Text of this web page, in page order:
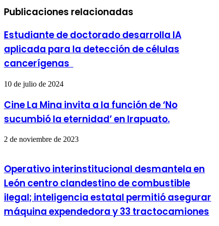
Publicaciones relacionadas
Estudiante de doctorado desarrolla IA
aplicada para la detección de células
cancerígenas
10 de julio de 2024
Cine La Mina invita a la función de ‘No
sucumbió la eternidad’ en Irapuato.
2 de noviembre de 2023
Operativo interinstitucional desmantela en
León centro clandestino de combustible
ilegal; inteligencia estatal permitió asegurar
máquina expendedora y 33 tractocamiones